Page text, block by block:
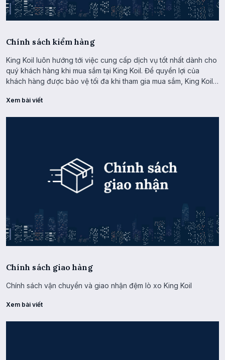
Chính sách kiểm hàng
King Koil luôn hướng tới việc cung cấp dịch vụ tốt nhất dành cho
quý khách hàng khi mua sắm tại King Koil. Để quyền lợi của
khách hàng được bảo vệ tối đa khi tham gia mua sắm, King Koil
kiểm với nhân viên giao hàng khi nhận hàng.
Xem bài viết
Chính sách giao hàng
Chính sách vận chuyển và giao nhận đệm lò xo King Koil
Xem bài viết